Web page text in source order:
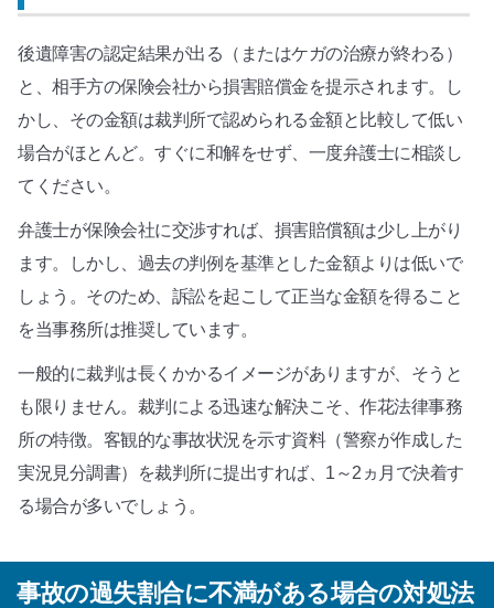
後遺障害の認定結果が出る（またはケガの治療が終わる）
と、相手方の保険会社から損害賠償金を提示されます。し
かし、その金額は裁判所で認められる金額と比較して低い
場合がほとんど。すぐに和解をせず、一度弁護士に相談し
てください。
弁護士が保険会社に交渉すれば、損害賠償額は少し上がり
ます。しかし、過去の判例を基準とした金額よりは低いで
しょう。そのため、訴訟を起こして正当な金額を得ること
を当事務所は推奨しています。
一般的に裁判は長くかかるイメージがありますが、そうと
も限りません。裁判による迅速な解決こそ、作花法律事務
所の特徴。客観的な事故状況を示す資料（警察が作成した
実況見分調書）を裁判所に提出すれば、1～2ヵ月で決着す
る場合が多いでしょう。
事故の過失割合に不満がある場合の対処法